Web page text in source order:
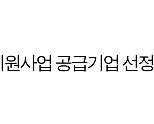
사업 공급기업 선정